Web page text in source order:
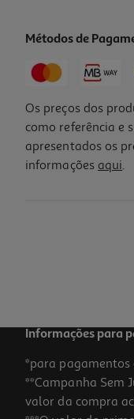
Métodos de
Os preços dos
como referência e
apresentados os
informações aqui.
Informações para
*para pagamentos
**Campanha Sem
valor da compra